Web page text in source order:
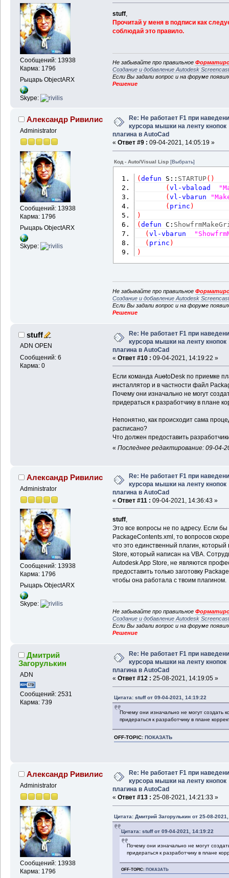
Сообщений: 13938
Карма: 1796
Рыцарь ObjectARX
Skype:
stuff,
Прочитай у меня в подписи как
соблюдай это правило.
Не забывайте про правильное
Создание и добавление Autodesk
Если Вы задали вопрос и на форуме
Решение
Александр Ривилис
Administrator
Сообщений: 13938
Карма: 1796
Рыцарь ObjectARX
Skype:
Re: Не работает F1 при
курсора мышки на ленту кнопок
плагина в AutoCad
« Ответ #9 : 09-04-2021, 14:05:19 »
Код - Auto/Visual Lisp [Выбрать]
(defun S:: STARTUP( )
(vl-vbaload
(vl-vbarun
( princ )
)
(defun C:
(vl-vbarun
( princ )
)
Не забывайте про правильное
Создание и добавление Autodesk
Если Вы задали вопрос и на форуме
Решение
stuff
ADN OPEN
Сообщений: 6
Карма: 0
Re: Не работает F1 при
курсора мышки на ленту кнопок
плагина в AutoCad
« Ответ #10 : 09-04-2021, 14:19:22 »
Если команда AuotoDesk по приемке
инсталлятор и в частности файл
Почему они изначально не могут
придераться к разработчику в плане
Непонятно, как происходит сама
расписано?
Что должен предоставить
« Последнее редактирование: 09-04-
Александр Ривилис
Administrator
Сообщений: 13938
Карма: 1796
Рыцарь ObjectARX
Skype:
Re: Не работает F1 при
курсора мышки на ленту кнопок
плагина в AutoCad
« Ответ #11 : 09-04-2021, 14:36:43 »
stuff,
Это все вопросы не по адресу. Если
PackageContents.xml, то вопросов
что это единственный плагин,
Store, который написан на VBA.
Autodesk App Store, не являются
предоставить только заготовку
чтобы она работала с твоим плагином.
Не забывайте про правильное
Создание и добавление Autodesk
Если Вы задали вопрос и на форуме
Решение
Дмитрий
Загорулькин
ADN
Сообщений: 2531
Карма: 739
Re: Не работает F1 при
курсора мышки на ленту кнопок
плагина в AutoCad
« Ответ #12 : 25-08-2021, 14:19:05 »
Цитата: stuff от 09-04-2021, 14:19:22
Почему они изначально не могут создать
придераться к разработчику в плане
OFF-TOPIC: ПОКАЗАТЬ
Александр Ривилис
Administrator
Сообщений: 13938
Карма: 1796
Re: Не работает F1 при
курсора мышки на ленту кнопок
плагина в AutoCad
« Ответ #13 : 25-08-2021, 14:21:33 »
Цитата: Дмитрий Загорулькин от 25-08-
Цитата: stuff от 09-04-2021, 14:19:22
Почему они изначально не могут
придераться к разработчику в плане
OFF-TOPIC: ПОКАЗАТЬ